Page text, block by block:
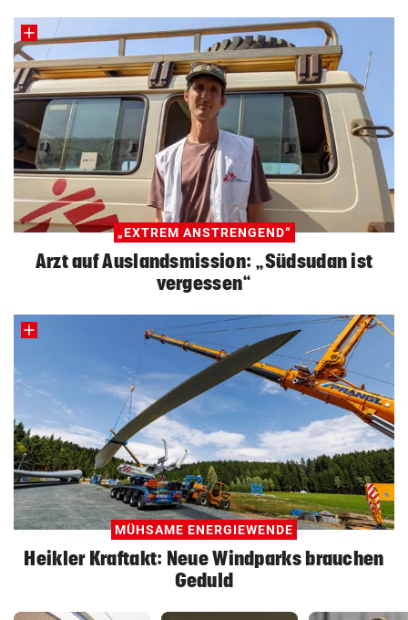
„EXTREM ANSTRENGEND“
Arzt auf Auslandsmission: „Südsudan ist
vergessen“
MÜHSAME ENERGIEWENDE
Heikler Kraftakt: Neue Windparks brauchen
Geduld